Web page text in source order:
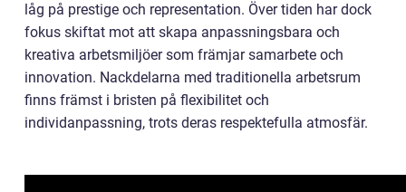
låg på prestige och representation. Över tiden har dock
fokus skiftat mot att skapa anpassningsbara och
kreativa arbetsmiljöer som främjar samarbete och
innovation. Nackdelarna med traditionella arbetsrum
finns främst i bristen på flexibilitet och
individanpassning, trots deras respektefulla atmosfär.